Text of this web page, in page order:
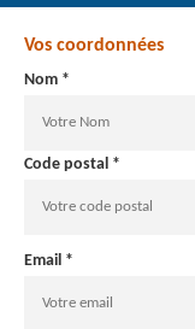
Vos coordonnées
Nom *
Code postal *
Email *